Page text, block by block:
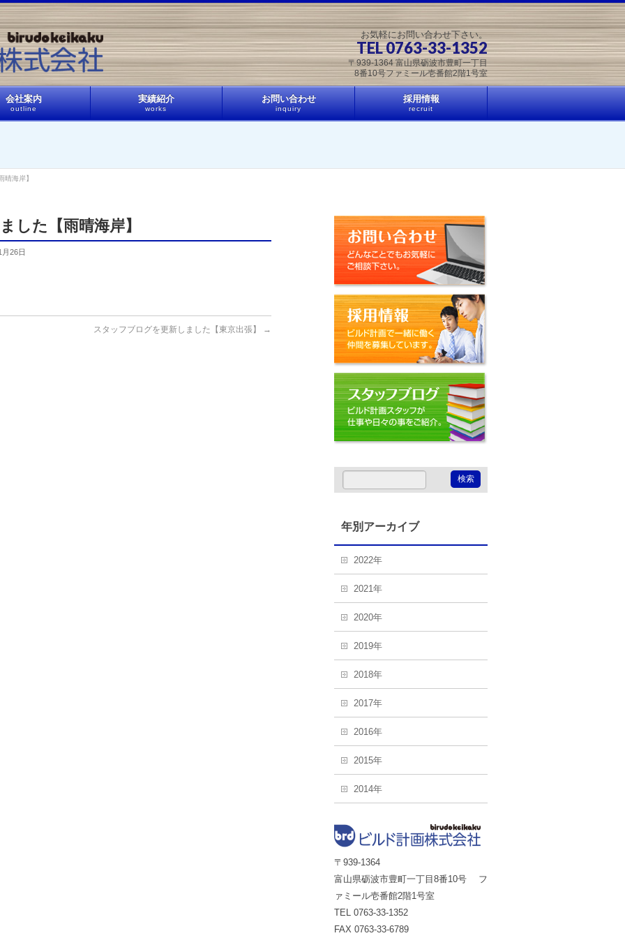
お気軽にお問い合わせ下さい。
TEL 0763-33-1352
〒939-1364 富山県砺波市豊町一丁目
8番10号ファミール壱番館2階1号室
会社案内
outline
実績紹介
works
お問い合わせ
inquiry
採用情報
recruit
晴海岸】
した【雨晴海岸】
26日
スタッフブログを更新しました【東京出張】 →
年別アーカイブ
2022年
2021年
2020年
2019年
2018年
2017年
2016年
2015年
2014年
〒939-1364
富山県砺波市豊町一丁目8番10号 フ
ァミール壱番館2階1号室
TEL 0763-33-1352
FAX 0763-33-6789